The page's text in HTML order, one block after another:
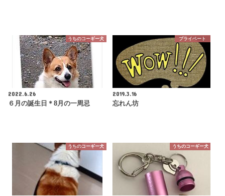
うちのコーギー犬
2022.6.26
６月の誕生日＊8月の一周忌
プライベート
2019.3.16
忘れん坊
うちのコーギー犬 うちのコーギー犬